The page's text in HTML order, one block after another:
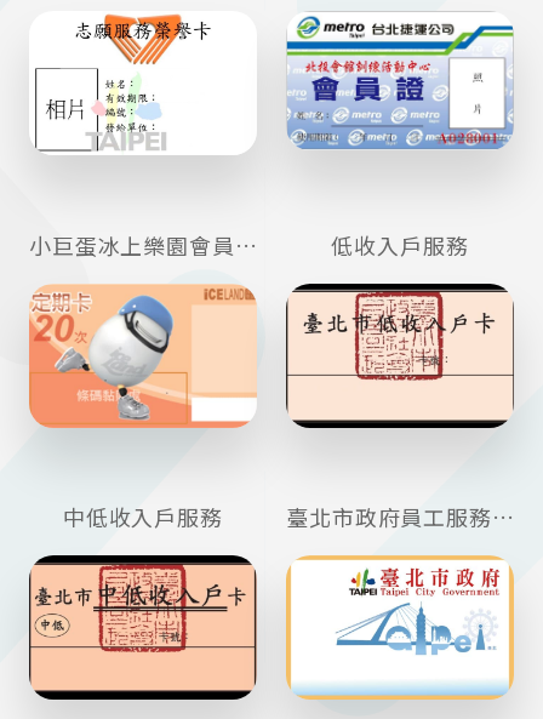
小巨蛋冰上樂園會員服務 低收入戶服務
中低收入戶服務 臺北市政府員工服務證